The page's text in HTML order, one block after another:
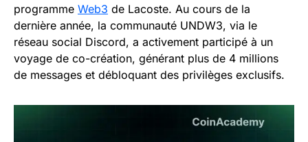
programme Web3 de Lacoste. Au cours de la
dernière année, la communauté UNDW3, via le
réseau social Discord, a activement participé à un
voyage de co-création, générant plus de 4 millions
de messages et débloquant des privilèges exclusifs.